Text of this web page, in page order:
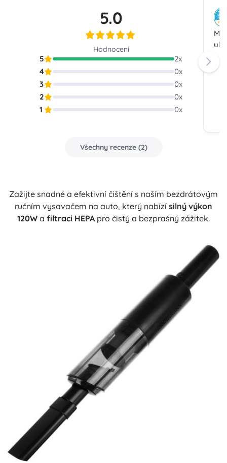
5.0
Hodnocení
5 2x
4
0x
3
0x
2
0x
1
0x
Všechny recenze(2)
Zažijte snadné a efektivní čištění s naším bezdrátovým
ručním vysavačem na auto, který nabízí silný výkon
120W a filtraci HEPA pro čistý a bezprašný zážitek.